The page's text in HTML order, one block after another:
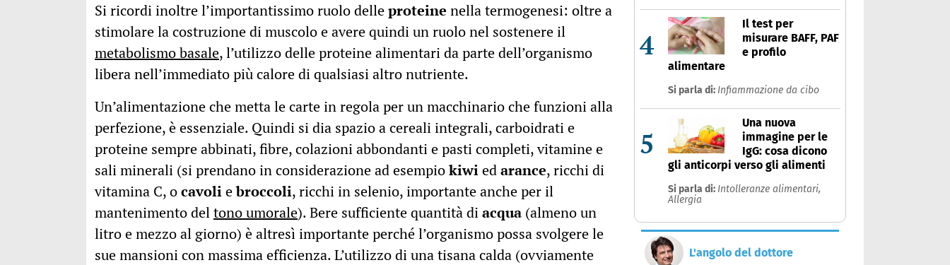
Si ricordi inoltre l’importantissimo ruolo delleproteine nella termogenesi: oltre a
stimolare la costruzione di muscolo e avere quindi un ruolo nel sostenere il
metabolismo basale, l’utilizzo delle proteine alimentari da parte dell’organismo
libera nell’immediato più calore di qualsiasi altro nutriente.
Un’alimentazione che metta le carte in regola per un macchinario che funzioni alla
perfezione, è essenziale. Quindi si dia spazio a cereali integrali, carboidrati e
proteine sempre abbinati, fibre, colazioni abbondanti e pasti completi, vitamine e
sali minerali (si prendano in considerazione ad esempiokiwiedarance, ricchi di
vitamina C, ocavoliebroccoli, ricchi in selenio, importante anche per il
mantenimento deltono umorale). Bere sufficiente quantità diacqua (almeno un
litro e mezzo al giorno) è altresì importante perché l’organismo possa svolgere le
sue mansioni con massima efficienza. L’utilizzo di una tisana calda (ovviamente
4
Il test per
misurare BAFF, PAF
e profilo
alimentare
Si parla di: Infiammazione da cibo
5
Una nuova
immagine per le
IgG: cosa dicono
gli anticorpi verso gli alimenti
Si parla di: Intolleranze alimentari,
Allergia
L'angolo del dottore